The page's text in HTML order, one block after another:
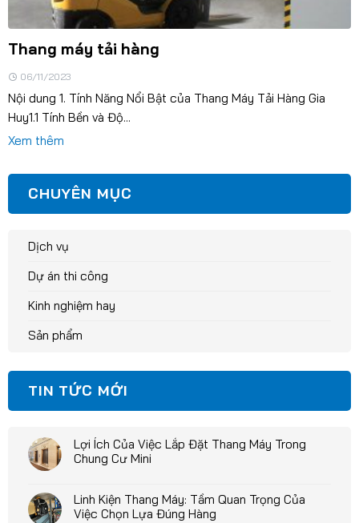
Thang máy tải hàng
06/11/2023
Nội dung 1. Tính Năng Nổi Bật của Thang Máy Tải Hàng Gia
Huy1.1 Tính Bền và Độ...
Xem thêm
CHUYÊN MỤC
Dịch vụ
Dự án thi công
Kinh nghiệm hay
Sản phẩm
TIN TỨC MỚI
Lợi Ích Của Việc Lắp Đặt Thang Máy Trong
Chung Cư Mini
Linh Kiện Thang Máy: Tầm Quan Trọng Của
Việc Chọn Lựa Đúng Hàng